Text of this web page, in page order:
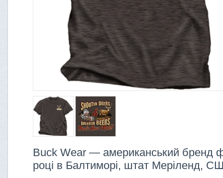
Buck Wear — американський бренд
році в Балтиморі, штат Меріленд,